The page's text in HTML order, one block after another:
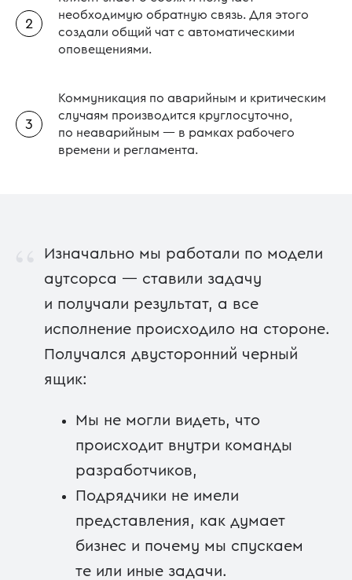
необходимую обратную связь. Для этого
создали общий чат с автоматическими
оповещениями.
Коммуникация по аварийным и критическим
случаям производится круглосуточно,
по неаварийным — в рамках рабочего
времени и регламента.
Изначально мы работали по модели
аутсорса — ставили задачу
и получали результат, а все
исполнение происходило на стороне.
Получался двусторонний черный
ящик:
Мы не могли видеть, что
происходит внутри команды
разработчиков,
Подрядчики не имели
представления, как думает
бизнес и почему мы спускаем
те или иные задачи.